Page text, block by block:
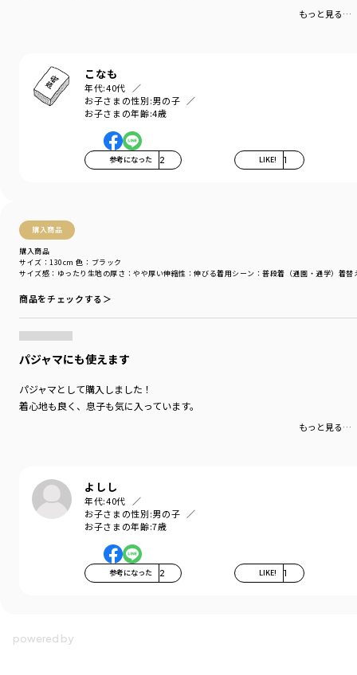
もっと見る…
こなも
年代:40代
お子さまの性別:男の子
お子さまの年齢:4歳
参考になった 2 LIKE! 1
購入商品
購入商品
サイズ感 ：ゆったり 生地の厚さ ：やや厚い伸縮性 ：伸びる着用シーン ：普段着（通園・通学） 着替
サイズ：130cm 色：ブラック
商品をチェックする＞
パジャマにも使えます
パジャマとして購入しました！
着心地も良く、息子も気に入っています。
もっと見る…
よしし
年代:40代
お子さまの性別:男の子
お子さまの年齢:7歳
参考になった 2 LIKE! 1